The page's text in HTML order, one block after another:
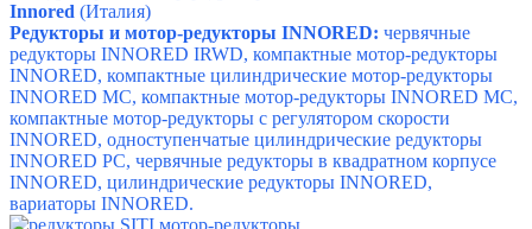
Innored (Италия)
Редукторы и мотор-редукторы INNORED: червячные
редукторы INNORED IRWD, компактные мотор-редукторы
INNORED, компактные цилиндрические мотор-редукторы
INNORED MC, компактные мотор-редукторы INNORED MC,
компактные мотор-редукторы с регулятором скорости
INNORED, одноступенчатые цилиндрические редукторы
INNORED PC, червячные редукторы в квадратном корпусе
INNORED, цилиндрические редукторы INNORED,
вариаторы INNORED.